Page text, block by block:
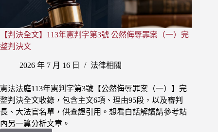
憲
但
範
限
這
樣
講
話
才
【判決全文】113年憲判字第3號 公然侮辱罪案（一）完
整判決文
2026 年 7 月 16 日 法律相關
憲法法庭113年憲判字第3號【公然侮辱罪案（一）】完
整判決全文收錄，包含主文6項、理由95段，以及審判
長、大法官名單，供查證引用。想看白話解讀請參考站
內另一篇分析文章。